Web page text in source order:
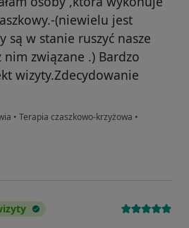
(niewielu jest
są w stanie ruszyć nasze
nim związane .) Bardzo
wizyty.Zdecydowanie
• Terapia czaszkowo-krzyżowa •